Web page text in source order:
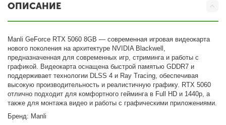
ОПИСАНИЕ
Manli GeForce RTX 5060 8GB — современная игровая видеокарта
нового поколения на архитектуре NVIDIA Blackwell,
предназначенная для современных игр, стриминга и работы с
графикой. Видеокарта оснащена быстрой памятью GDDR7 и
поддерживает технологии DLSS 4 и Ray Tracing, обеспечивая
высокую производительность и реалистичную графику. RTX 5060
отлично подходит для комфортного гейминга в Full HD и 1440p, а
также для монтажа видео и работы с графическими приложениями.
Бренд: Manli